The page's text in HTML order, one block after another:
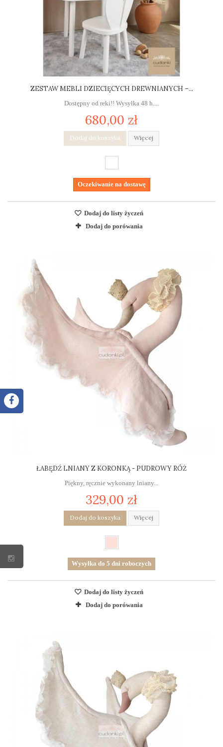
ZESTAW MEBLI DZIECIĘCYCH DREWNIANYCH –...
Dostępny od reki!! Wysyłka 48 h....
680,00 zł
Dodaj do koszyka Więcej
Oczekiwanie na dostawę
Dodaj do listy życzeń
Dodaj do porówania
ŁABĘDŹ LNIANY Z KORONKĄ - PUDROWY RÓŻ
Piękny, ręcznie wykonany lniany...
329,00 zł
Dodaj do koszyka Więcej
Wysyłka do 5 dni roboczych
Dodaj do listy życzeń
Dodaj do porówania